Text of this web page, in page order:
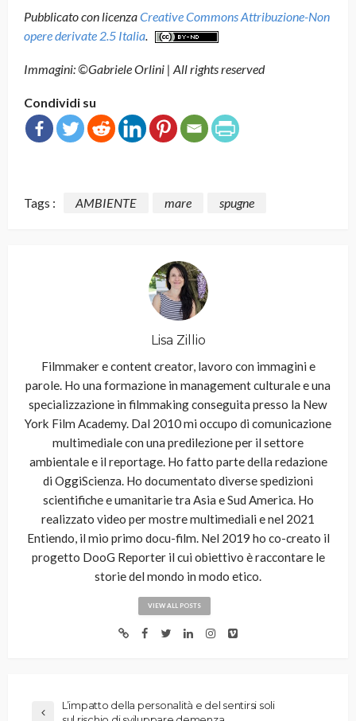
Pubblicato con licenzaCreative Commons Attribuzione-Non
opere derivate 2.5 Italia.
Immagini: ©Gabriele Orlini | All rights reserved
Condividi su
Tags : AMBIENTE mare spugne
Lisa Zillio
Filmmaker e content creator, lavoro con immagini e
parole. Ho una formazione in management culturale e una
specializzazione in filmmaking conseguita presso la New
York Film Academy. Dal 2010 mi occupo di comunicazione
multimediale con una predilezione per il settore
ambientale e il reportage. Ho fatto parte della redazione
di OggiScienza. Ho documentato diverse spedizioni
scientifiche e umanitarie tra Asia e Sud America. Ho
realizzato video per mostre multimediali e nel 2021
Entiendo, il mio primo docu-film. Nel 2019 ho co-creato il
progetto DooG Reporter il cui obiettivo è raccontare le
storie del mondo in modo etico.
VIEW ALL POSTS
L’impatto della personalità e del sentirsi soli